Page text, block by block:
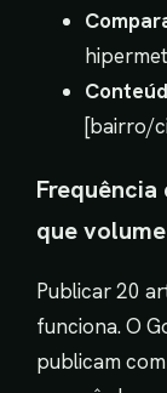
[bairro/
que volume
Publicar 20
funciona. O
publicam